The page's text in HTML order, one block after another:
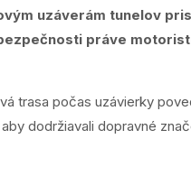
uzáverám tunelov
práve
trasa počas uzávierky
dodržiavali dopravné